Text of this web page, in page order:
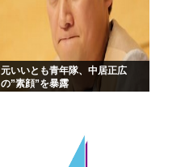
元いいとも青年隊、中居正広
の”素顔”を暴露